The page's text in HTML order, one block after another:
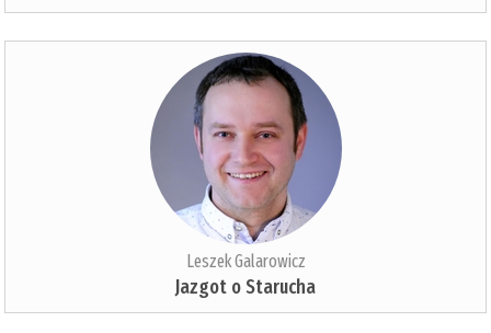
Leszek Galarowicz
Jazgot o Starucha